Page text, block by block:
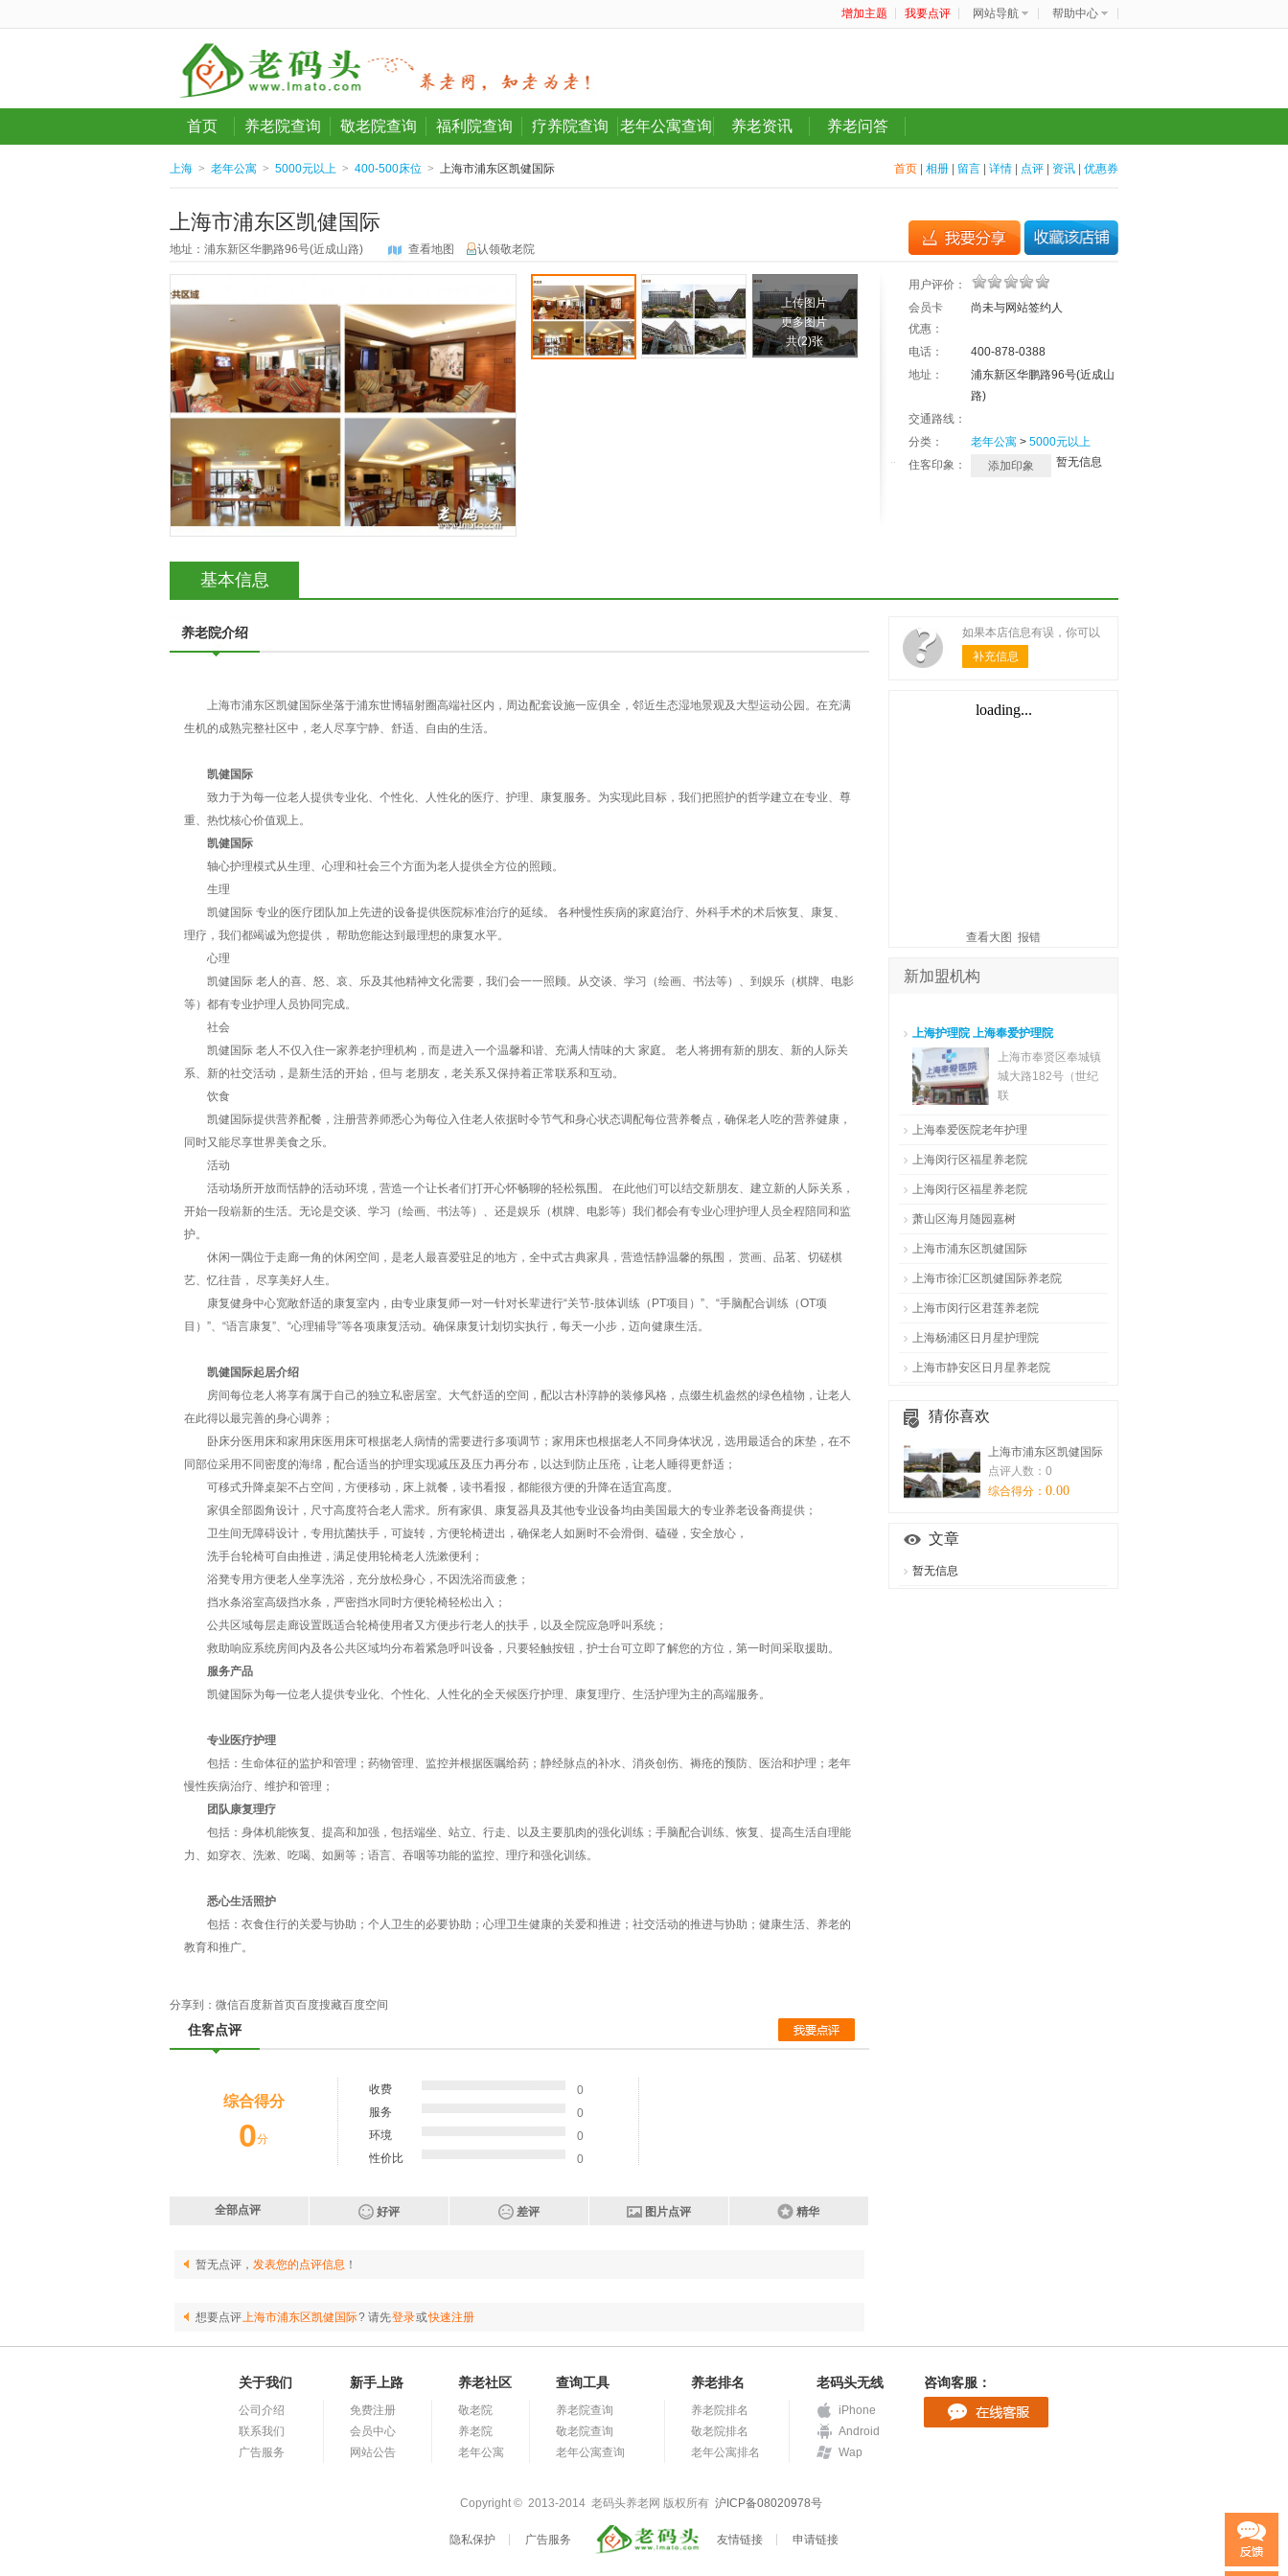
增加主题 我要点评 网站导航 帮助中心
首页 养老院查询 敬老院查询 福利院查询 疗养院查询 老年公寓查询 养老资讯 养老问答
首页 相册 留言 详情 点评 资讯 优惠券
上海 > 老年公寓 > 5000元以上 > 400-500床位 > 上海市浦东区凯健国际
上海市浦东区凯健国际
地址：浦东新区华鹏路96号(近成山路) 查看地图 认领敬老院
用户评价：
会员卡
优惠：
尚未与网站签约 人
电话：
400-878-0388
地址：
浦东新区华鹏路96号(近成山
路)
交通路线：
分类：
老年公寓 > 5000元以上
住客印象：
暂无信息
添加印象
上传图片
更多图片
共(2)张
基本信息
养老院介绍
上海市浦东区凯健国际坐落于浦东世博辐射圈高端社区内，周边配套设施一应俱全，邻近生态湿地景观及大型运动公园。在充满
生机的成熟完整社区中，老人尽享宁静、舒适、自由的生活。
凯健国际
致力于为每一位老人提供专业化、个性化、人性化的医疗、护理、康复服务。为实现此目标，我们把照护的哲学建立在专业、尊
重、热忱核心价值观上。
凯健国际
轴心护理模式从生理、心理和社会三个方面为老人提供全方位的照顾。
生理
凯健国际 专业的医疗团队加上先进的设备提供医院标准治疗的延续。 各种慢性疾病的家庭治疗、外科手术的术后恢复、康复、
理疗，我们都竭诚为您提供， 帮助您能达到最理想的康复水平。
心理
凯健国际 老人的喜、怒、哀、乐及其他精神文化需要，我们会一一照顾。从交谈、学习（绘画、书法等）、到娱乐（棋牌、电影
等）都有专业护理人员协同完成。
社会
凯健国际 老人不仅入住一家养老护理机构，而是进入一个温馨和谐、充满人情味的大 家庭。 老人将拥有新的朋友、新的人际关
系、新的社交活动，是新生活的开始，但与 老朋友，老关系又保持着正常联系和互动。
饮食
凯健国际提供营养配餐，注册营养师悉心为每位入住老人依据时令节气和身心状态调配每位营养餐点，确保老人吃的营养健康，
同时又能尽享世界美食之乐。
活动
活动场所开放而恬静的活动环境，营造一个让长者们打开心怀畅聊的轻松氛围。 在此他们可以结交新朋友、建立新的人际关系，
开始一段崭新的生活。无论是交谈、学习（绘画、书法等）、还是娱乐（棋牌、电影等）我们都会有专业心理护理人员全程陪同和监
护。
休闲一隅位于走廊一角的休闲空间，是老人最喜爱驻足的地方，全中式古典家具，营造恬静温馨的氛围， 赏画、品茗、切磋棋
艺、忆往昔， 尽享美好人生。
康复健身中心宽敞舒适的康复室内，由专业康复师一对一针对长辈进行“关节-肢体训练（PT项目）”、“手脑配合训练（OT项
目）”、“语言康复”、“心理辅导”等各项康复活动。确保康复计划切实执行，每天一小步，迈向健康生活。
凯健国际起居介绍
房间每位老人将享有属于自己的独立私密居室。大气舒适的空间，配以古朴淳静的装修风格，点缀生机盎然的绿色植物，让老人
在此得以最完善的身心调养；
卧床分医用床和家用床医用床可根据老人病情的需要进行多项调节；家用床也根据老人不同身体状况，选用最适合的床垫，在不
同部位采用不同密度的海绵，配合适当的护理实现减压及压力再分布，以达到防止压疮，让老人睡得更舒适；
可移式升降桌架不占空间，方便移动，床上就餐，读书看报，都能很方便的升降在适宜高度。
家俱全部圆角设计，尺寸高度符合老人需求。所有家俱、康复器具及其他专业设备均由美国最大的专业养老设备商提供；
卫生间无障碍设计，专用抗菌扶手，可旋转，方便轮椅进出，确保老人如厕时不会滑倒、磕碰，安全放心，
洗手台轮椅可自由推进，满足使用轮椅老人洗漱便利；
浴凳专用方便老人坐享洗浴，充分放松身心，不因洗浴而疲惫；
挡水条浴室高级挡水条，严密挡水同时方便轮椅轻松出入；
公共区域每层走廊设置既适合轮椅使用者又方便步行老人的扶手，以及全院应急呼叫系统；
救助响应系统房间内及各公共区域均分布着紧急呼叫设备，只要轻触按钮，护士台可立即了解您的方位，第一时间采取援助。
服务产品
凯健国际为每一位老人提供专业化、个性化、人性化的全天候医疗护理、康复理疗、生活护理为主的高端服务。
专业医疗护理
包括：生命体征的监护和管理；药物管理、监控并根据医嘱给药；静经脉点的补水、消炎创伤、褥疮的预防、医治和护理；老年
慢性疾病治疗、维护和管理；
团队康复理疗
包括：身体机能恢复、提高和加强，包括端坐、站立、行走、以及主要肌肉的强化训练；手脑配合训练、恢复、提高生活自理能
力、如穿衣、洗漱、吃喝、如厕等；语言、吞咽等功能的监控、理疗和强化训练。
悉心生活照护
包括：衣食住行的关爱与协助；个人卫生的必要协助；心理卫生健康的关爱和推进；社交活动的推进与协助；健康生活、养老的
教育和推广。
分享到： 微信百度新首页百度搜藏百度空间
住客点评
综合得分
0分
收费
0
服务
0
环境
0
性价比
0
全部点评 好评 差评 图片点评 精华
暂无点评， 发表您的点评信息 ！
想要点评上海市浦东区凯健国际? 请先登录或快速注册
如果本店信息有误，你可以
补充信息
查看大图 报错
新加盟机构
上海护理院 上海奉爱护理院
上海市奉贤区奉城镇
城大路182号（世纪
联
上海奉爱医院老年护理
上海市奉贤区奉城镇
城大路182号（世纪
联
上海闵行区福星养老院
上海市闵行区浦江镇
苏召路1086号
上海闵行区福星养老院
闵行区浦江镇苏召路1
086号（近江月路地
萧山区海月随园嘉树
萧山区建设一路
上海市浦东区凯健国际
浦东新区华鹏路96号
(近成山路)
上海市徐汇区凯健国际养老院
徐汇区华展东路33号
（近龙吴路）
上海市闵行区君莲养老院
闵行区沪光路225号
上海杨浦区日月星护理院
杨浦区松花江路127
上海市静安区日月星养老院
猜你喜欢
上海市浦东区凯健国际
点评人数：0
综合得分： 0.00
文章
暂无信息
关于我们
公司介绍
联系我们
广告服务
新手上路
免费注册
会员中心
网站公告
养老社区
敬老院
养老院
老年公寓
查询工具
养老院查询
敬老院查询
老年公寓查询
养老排名
养老院排名
敬老院排名
老年公寓排名
老码头无线
iPhone
Android
Wap
咨询客服：
Copyright © 2013-2014 老码头养老网 版权所有 沪ICP备08020978号
隐私保护 广告服务 友情链接 申请链接